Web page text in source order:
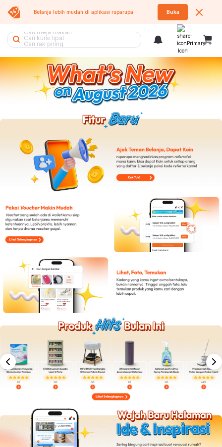
Belanja lebih mudah di aplikasi ruparupa Buka
Cari meja makan
Cari kursi lipat
Cari rak piring
Cari kipas angin
Cari lemari
Cari sofa bed
Cari rak besi
Cari koper
Cari kursi kantor
Cari tangga
Cari kasur
Cari lemari pakaian
Cari rak
Cari meja lipat
Cari sofa
Cari lemari besi
Cari tumbler
Cari rak buku
Cari meja belajar